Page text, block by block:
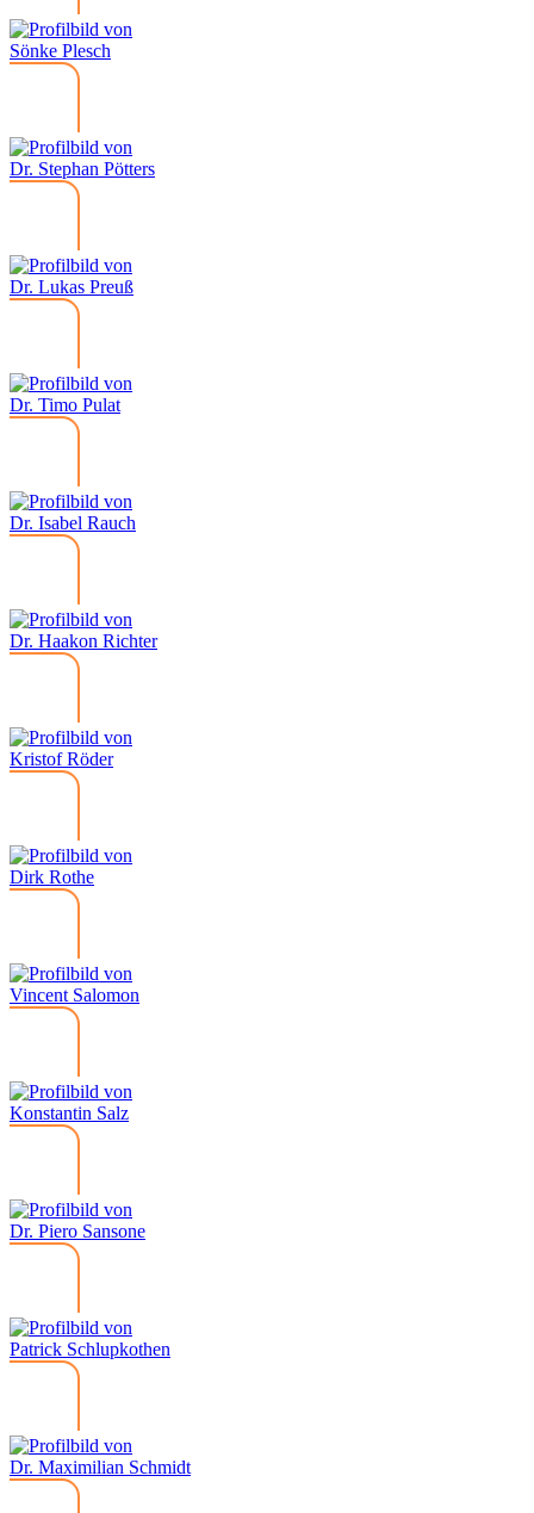
Sönke Plesch
Dr. Stephan Pötters
Dr. Lukas Preuß
Dr. Timo Pulat
Dr. Isabel Rauch
Dr. Haakon Richter
Kristof Röder
Dirk Rothe
Vincent Salomon
Konstantin Salz
Dr. Piero Sansone
Patrick Schlupkothen
Dr. Maximilian Schmidt